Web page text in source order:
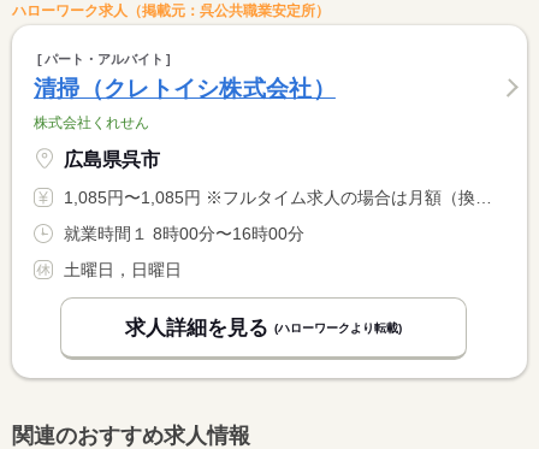
ハローワーク求人（掲載元：呉公共職業安定所）
パート・アルバイト
清掃（クレトイシ株式会社）
株式会社くれせん
広島県呉市
1,085円〜1,085円 ※フルタイム求人の場合は月額（換算額）、パート求人の場合は時間額を表示しています。
就業時間１ 8時00分〜16時00分
土曜日，日曜日
求人詳細を見る (ハローワークより転載)
関連のおすすめ求人情報